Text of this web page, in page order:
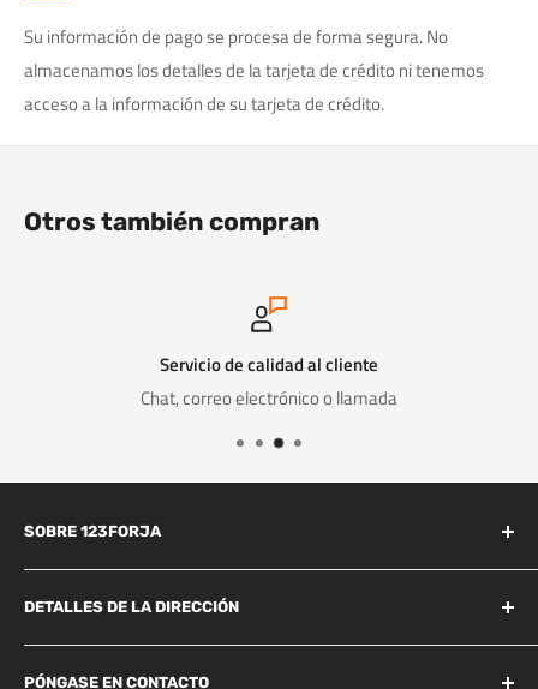
Su información de pago se procesa de forma segura. No
almacenamos los detalles de la tarjeta de crédito ni tenemos
acceso a la información de su tarjeta de crédito.
Otros también compran
Servicio de calidad al cliente
Chat, correo electrónico o llamada
SOBRE 123FORJA
123forja tiene años de experiencia en el campo de la forja y la
fundición.
DETALLES DE LA DIRECCIÓN
Industrieweg 156B
PÓNGASE EN CONTACTO